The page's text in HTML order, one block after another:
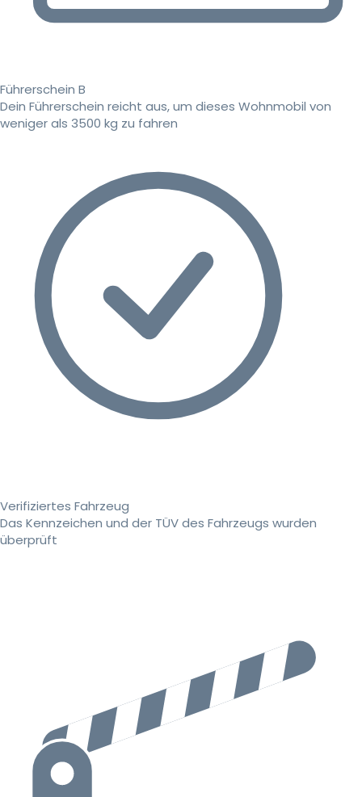
Führerschein B
Dein Führerschein reicht aus, um dieses Wohnmobil von
weniger als 3500 kg zu fahren
Verifiziertes Fahrzeug
Das Kennzeichen und der TÜV des Fahrzeugs wurden
überprüft